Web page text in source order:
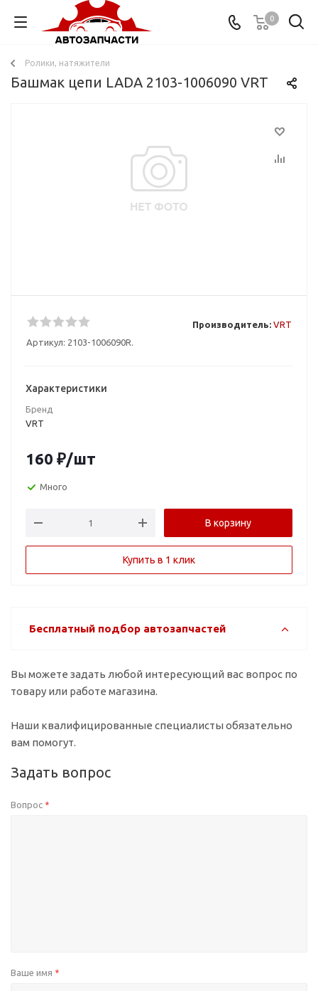
0
Ролики, натяжители
Башмак цепи LADA 2103-1006090 VRT
Артикул: 2103-1006090R.
Производитель: VRT
Характеристики
Бренд
VRT
160 ₽/шт
Много
В корзину
Купить в 1 клик
Бесплатный подбор автозапчастей
Вы можете задать любой интересующий вас вопрос по
товару или работе магазина.
Наши квалифицированные специалисты обязательно
вам помогут.
Задать вопрос
Вопрос *
Ваше имя *